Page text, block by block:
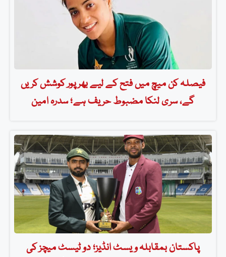
فیصلہ کن میچ میں فتح کے لیے بھرپور کوشش کریں
گے، سری لنکا مضبوط حریف ہے؛ سدرہ امین
پاکستان بمقابلہ ویسٹ انڈیز؛ دو ٹیسٹ میچز کی